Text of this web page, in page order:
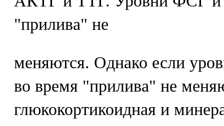
"прилива" не
меняются. Однако если
во время "прилива" не
глюкокортикоидная и